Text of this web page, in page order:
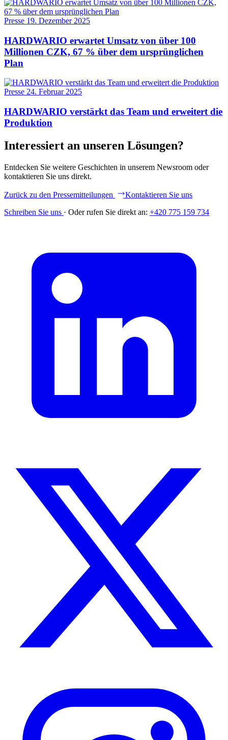
Presse 19. Dezember 2025
HARDWARIO erwartet Umsatz von über 100
Millionen CZK, 67 % über dem ursprünglichen
Plan
Presse 24. Februar 2025
HARDWARIO verstärkt das Team und erweitert die
Produktion
Interessiert an unseren Lösungen?
Entdecken Sie weitere Geschichten in unserem Newsroom oder
kontaktieren Sie uns direkt.
Zurück zu den Pressemitteilungen
Kontaktieren Sie uns
Schreiben Sie uns · Oder rufen Sie direkt an: +420 775 159 734